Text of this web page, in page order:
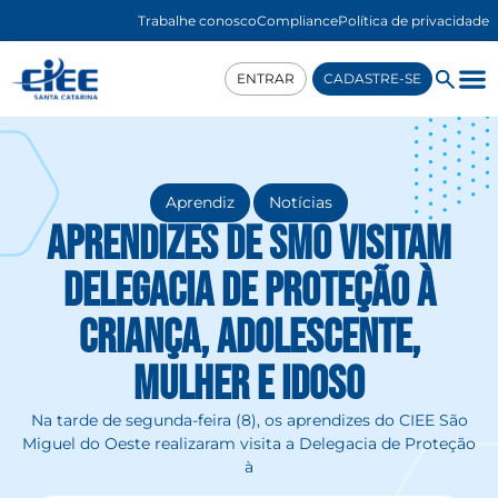
Trabalhe conoscoCompliancePolítica de privacidade
ENTRAR CADASTRE-SE
Aprendiz , Notícias
Aprendizes de SMO visitam
Delegacia de Proteção à
Criança, Adolescente,
Mulher e Idoso
Na tarde de segunda-feira (8), os aprendizes do CIEE São
Miguel do Oeste realizaram visita a Delegacia de Proteção
à